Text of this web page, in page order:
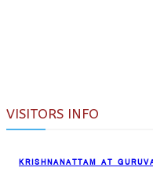
VISITORS INFO
KRISHNANATTAM AT